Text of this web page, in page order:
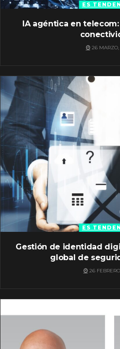
ES
IA agéntica en
26 MARZO,
ES
Gestión de identidad
global de
26